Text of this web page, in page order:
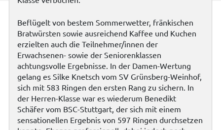
Beflügelt von bestem Sommerwetter, fränkischen
Bratwürsten sowie ausreichend Kaffee und Kuchen
erzielten auch die Teilnehmer/innen der
Erwachsenen- sowie der Seniorenklassen
achtungsvolle Ergebnisse. In der Damen-Wertung
gelang es Silke Knetsch vom SV Grünsberg-Weinhof,
sich mit 583 Ringen den ersten Rang zu sichern. In
der Herren-Klasse war es wiederum Benedikt
Schäfer vom BSC-Stuttgart, der sich mit einem
sensationellen Ergebnis von 597 Ringen durchsetzen